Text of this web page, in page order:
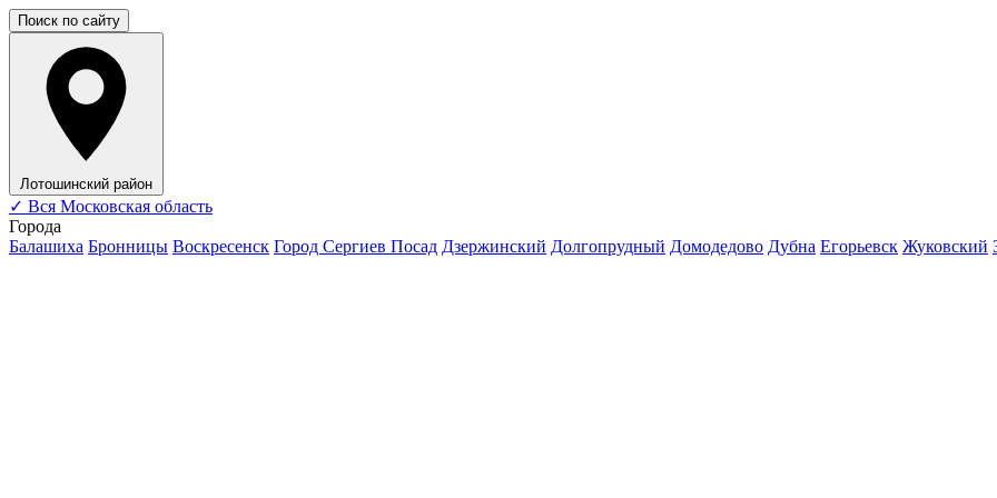
Поиск по сайту
Лотошинский район
✓ Вся Московская область
Города
Балашиха Бронницы Воскресенск Город Сергиев Посад Дзержинский Долгопрудный Домодедово Дубна Егорьевск Жуковский